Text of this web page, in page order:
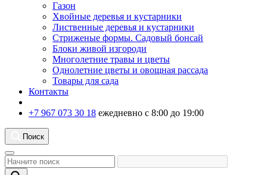
Газон
Хвойные деревья и кустарники
Лиственные деревья и кустарники
Стриженые формы. Садовый бонсай
Блоки живой изгороди
Многолетние травы и цветы
Однолетние цветы и овощная рассада
Товары для сада
Контакты
+7 967 073 30 18 ежедневно с 8:00 до 19:00
Поиск